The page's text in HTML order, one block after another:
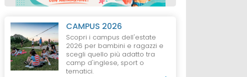
CAMPUS 2026
Scopri i campus dell'estate
2026 per bambini e ragazzi e
scegli quello più adatto tra
camp d'inglese, sport o
tematici.